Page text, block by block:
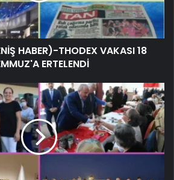
HABER)-THODEX VAKASI 18
ERTELENDİ